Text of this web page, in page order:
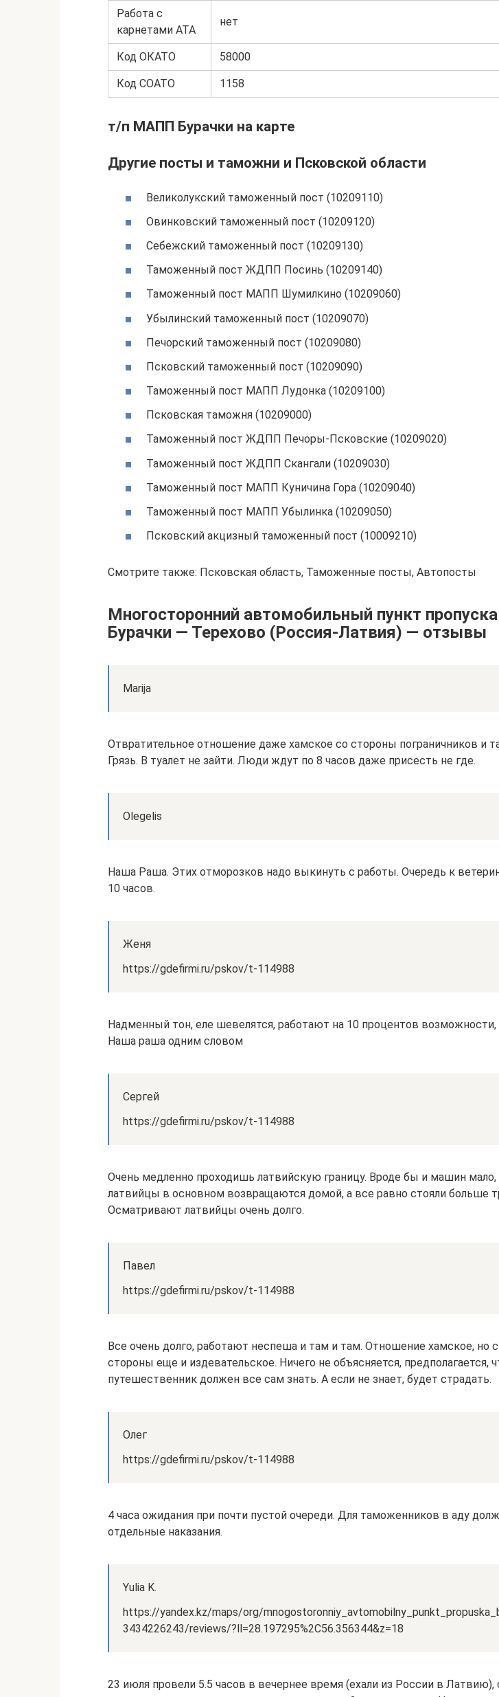
Работа с
карнетами АТА
нет
Код ОКАТО 58000
Код СОАТО 1158
т/п МАПП Бурачки на карте
Другие посты и таможни и Псковской области
Великолукский таможенный пост (10209110)
Овинковский таможенный пост (10209120)
Себежский таможенный пост (10209130)
Таможенный пост ЖДПП Посинь (10209140)
Таможенный пост МАПП Шумилкино (10209060)
Убылинский таможенный пост (10209070)
Печорский таможенный пост (10209080)
Псковский таможенный пост (10209090)
Таможенный пост МАПП Лудонка (10209100)
Псковская таможня (10209000)
Таможенный пост ЖДПП Печоры-Псковские (10209020)
Таможенный пост ЖДПП Скангали (10209030)
Таможенный пост МАПП Куничина Гора (10209040)
Таможенный пост МАПП Убылинка (10209050)
Псковский акцизный таможенный пост (10009210)
Смотрите также: Псковская область, Таможенные посты, Автопосты
Многосторонний автомобильный пункт
Бурачки — Терехово (Россия-Латвия) — отзывы
Marija
Отвратительное отношение даже хамское со стороны пограничников и
Грязь. В туалет не зайти. Люди ждут по 8 часов даже присесть не где.
Olegelis
Наша Раша. Этих отморозков надо выкинуть с работы. Очередь к
10 часов.
Женя
https://gdefirmi.ru/pskov/t-114988
Надменный тон, еле шевелятся, работают на 10 процентов возможности,
Наша раша одним словом
Сергей
https://gdefirmi.ru/pskov/t-114988
Очень медленно проходишь латвийскую границу. Вроде бы и машин мало,
латвийцы в основном возвращаются домой, а все равно стояли больше
Осматривают латвийцы очень долго.
Павел
https://gdefirmi.ru/pskov/t-114988
Все очень долго, работают неспеша и там и там. Отношение хамское, но
стороны еще и издевательское. Ничего не объясняется, предполагается,
путешественник должен все сам знать. А если не знает, будет страдать.
Олег
https://gdefirmi.ru/pskov/t-114988
4 часа ожидания при почти пустой очереди. Для таможенников в аду
отдельные наказания.
Yulia K.
https://yandex.kz/maps/org/
3434226243/reviews/?ll=28.197295%2C56.356344&z=18
23 июля провели 5.5 часов в вечернее время (ехали из России в Латвию),